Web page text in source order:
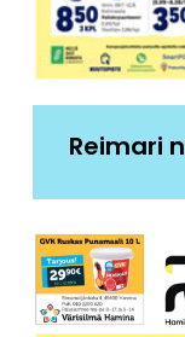
Reimari